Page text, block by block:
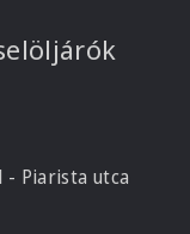
- Piarista utca